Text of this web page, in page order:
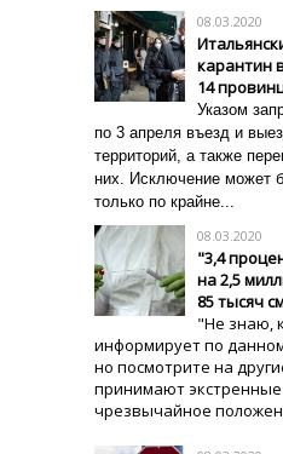
08.03.2020
карантин
14
Указом
по 3 апреля въезд и
территорий, а также
них. Исключение может
только по крайне...
08.03.2020
"3,4
на 2,5
85 тысяч
"Не знаю,
информирует по
но посмотрите на
принимают
чрезвычайное